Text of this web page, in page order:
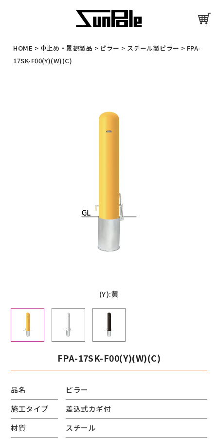
HOME > 車止め・景観製品 > ピラー > スチール製ピラー > FPA-
17SK-F00(Y)(W)(C)
(Y):黄
FPA-17SK-F00(Y)(W)(C)
品名
ピラー
施工タイプ
差込式カギ付
材質
スチール